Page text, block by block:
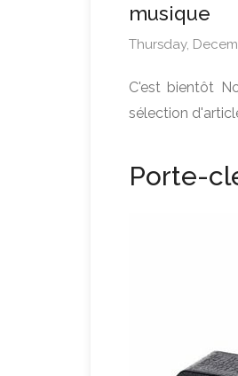
musique
Thursday,
C'est bientôt
sélection
Porte-